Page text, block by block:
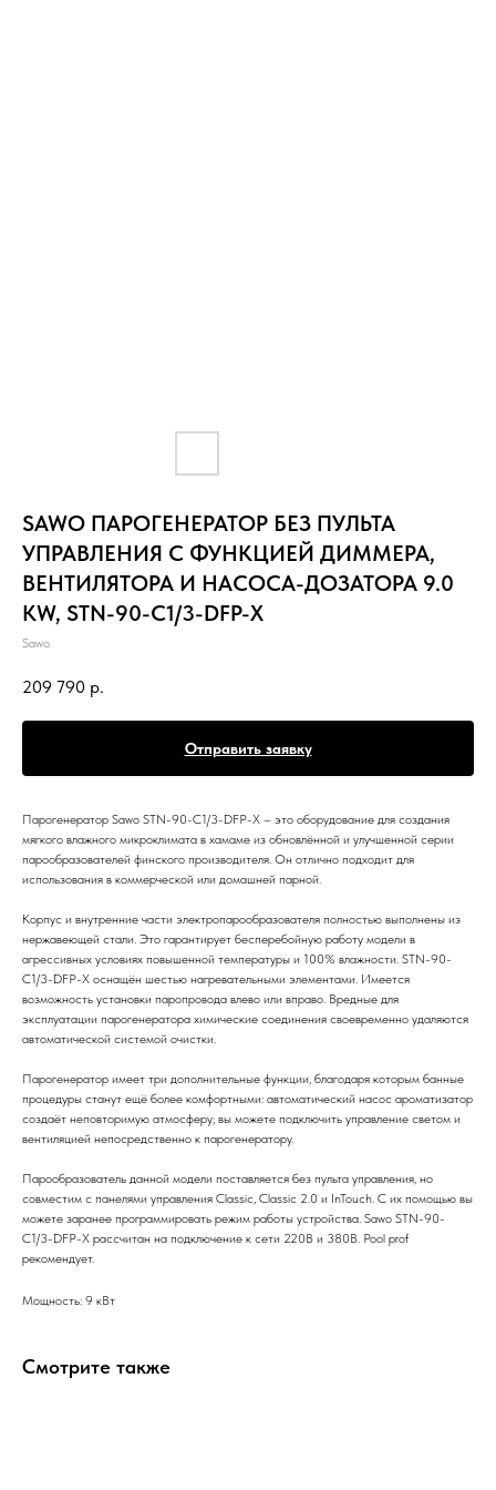
SAWO ПАРОГЕНЕРАТОР БЕЗ ПУЛЬТА
УПРАВЛЕНИЯ С ФУНКЦИЕЙ ДИММЕРА,
ВЕНТИЛЯТОРА И НАСОСА-ДОЗАТОРА 9.0
KW, STN-90-C1/3-DFP-X
Sawo
209 790 р.
Отправить заявку
Парогенератор Sawo STN-90-C1/3-DFP-X – это оборудование для создания
мягкого влажного микроклимата в хамаме из обновлённой и улучшенной серии
парообразователей финского производителя. Он отлично подходит для
использования в коммерческой или домашней парной.
Корпус и внутренние части электропарообразователя полностью выполнены из
нержавеющей стали. Это гарантирует бесперебойную работу модели в
агрессивных условиях повышенной температуры и 100% влажности. STN-90-
C1/3-DFP-X оснащён шестью нагревательными элементами. Имеется
возможность установки паропровода влево или вправо. Вредные для
эксплуатации парогенератора химические соединения своевременно удаляются
автоматической системой очистки.
Парогенератор имеет три дополнительные функции, благодаря которым банные
процедуры станут ещё более комфортными: автоматический насос ароматизатор
создаёт неповторимую атмосферу; вы можете подключить управление светом и
вентиляцией непосредственно к парогенератору.
Парообразователь данной модели поставляется без пульта управления, но
совместим с панелями управления Classic, Classic 2.0 и InTouch. С их помощью вы
можете заранее программировать режим работы устройства. Sawo STN-90-
C1/3-DFP-X рассчитан на подключение к сети 220В и 380В. Pool prof
рекомендует.
Мощность: 9 кВт
Смотрите также